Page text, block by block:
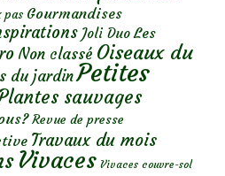
pas Gourmandises
Joli Duo Les
Non classé Oiseaux du
du jardinPetites
sauvages
Revue de presse
Travaux du mois
Vivaces Vivaces couvre-sol